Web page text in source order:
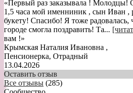
«Первый раз заказывала ! Молодцы!
1,5 часа мой именниник , сын Иван ,
букету! Спасибо! Я тоже радовалась,
городе смогла поздравить! Та...
вам !»
Крымская Наталия Ивановна ,
Пенсионерка, Отрадный
13.04.2026
Оставить отзыв
Все отзывы (285)